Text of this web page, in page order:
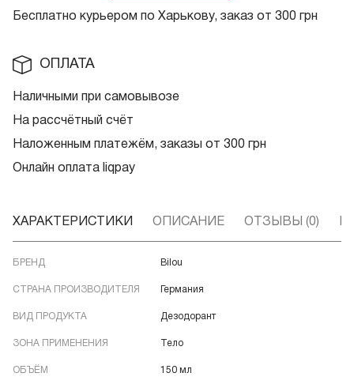
Бесплатно курьером по Харькову, заказ от 300 грн
ОПЛАТА
Наличными при самовывозе
На рассчётный счёт
Наложенным платежём, заказы от 300 грн
Онлайн оплата liqpay
ХАРАКТЕРИСТИКИ ОПИСАНИЕ ОТЗЫВЫ (0)
БРЕНД Bilou
СТРАНА ПРОИЗВОДИТЕЛЯ Германия
ВИД ПРОДУКТА Дезодорант
ЗОНА ПРИМЕНЕНИЯ Тело
ОБЪЁМ 150 мл